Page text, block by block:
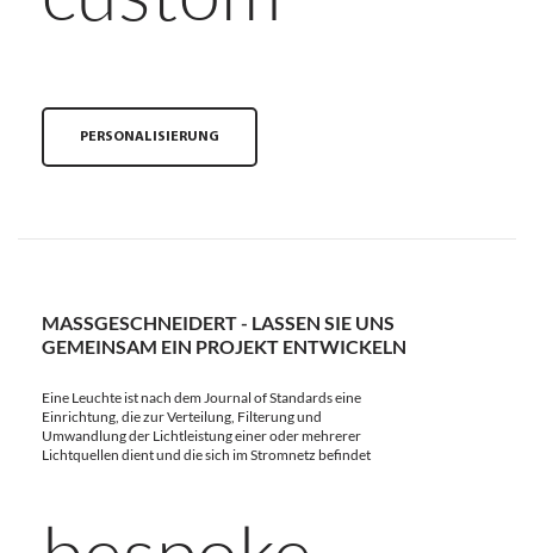
PERSONALISIERUNG
MASSGESCHNEIDERT - LASSEN SIE UNS G
EMEINSAM EIN PROJEKT ENTWICKELN
Eine Leuchte ist nach dem Journal of Standards eine
Einrichtung, die zur Verteilung, Filterung und
Umwandlung der Lichtleistung einer oder mehrerer
Lichtquellen dient und die sich im Stromnetz befindet